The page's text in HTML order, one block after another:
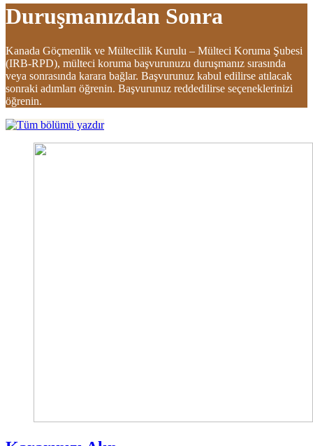
Duruşmanızdan Sonra
Kanada Göçmenlik ve Mültecilik Kurulu – Mülteci Koruma Şubesi
(IRB-RPD), mülteci koruma başvurunuzu duruşmanız sırasında
veya sonrasında karara bağlar. Başvurunuz kabul edilirse atılacak
sonraki adımları öğrenin. Başvurunuz reddedilirse seçeneklerinizi
öğrenin.